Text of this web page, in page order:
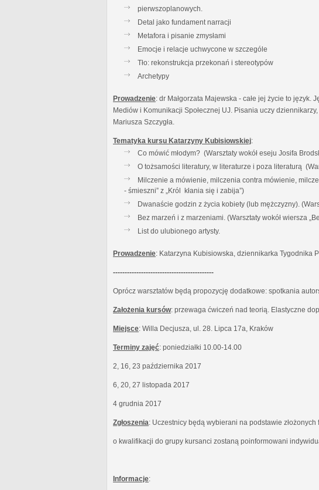
pierwszoplanowych.
Detal jako fundament narracji
Metafora i pisanie zmysłami
Emocje i relacje uchwycone w szczególe
Tło: rekonstrukcja przekonań i stereotypów
Archetypy
Prowadzenie: dr Małgorzata Majewska - całe jej życie to
Mediów i Komunikacji Społecznej UJ. Pisania uczy
Mariusza Szczygła.
Tematyka kursu Katarzyny Kubisiowskiej:
Co mówić młodym? (Warsztaty wokół eseju Josifa
O tożsamości literatury, w literaturze i poza literaturą
Milczenie a mówienie, milczenia contra mówienie,
- śmieszni” z „Król kłania się i zabija”)
Dwanaście godzin z życia kobiety (lub mężczyzny).
Bez marzeń i z marzeniami. (Warsztaty wokół wiersza
List do ulubionego artysty.
Prowadzenie: Katarzyna Kubisiowska, dziennikarka Tygodnika
-------------------------------------------
Oprócz warsztatów będą propozycję dodatkowe: spotkania
Założenia kursów: przewaga ćwiczeń nad teorią. Elastyczne
Miejsce: Willa Decjusza, ul. 28. Lipca 17a, Kraków
Terminy zajęć: poniedziałki 10.00-14.00
2, 16, 23 października 2017
6, 20, 27 listopada 2017
4 grudnia 2017
Zgłoszenia: Uczestnicy będą wybierani na podstawie złożonych
o kwalifikacji do grupy kursanci zostaną poinformowani
Informacje: